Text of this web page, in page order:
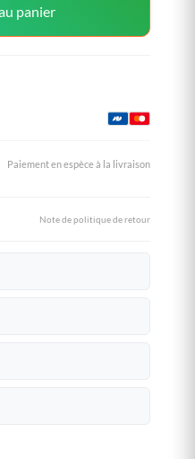
panier
Paiement en espèce à la livraison
Note de politique de retour